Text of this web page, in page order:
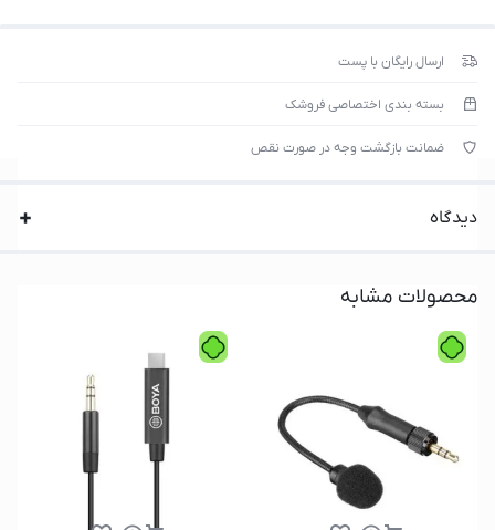
ارسال رایگان با پست
بسته بندی اختصاصی فروشک
ضمانت بازگشت وجه در صورت نقص
دیدگاه
محصولات مشابه